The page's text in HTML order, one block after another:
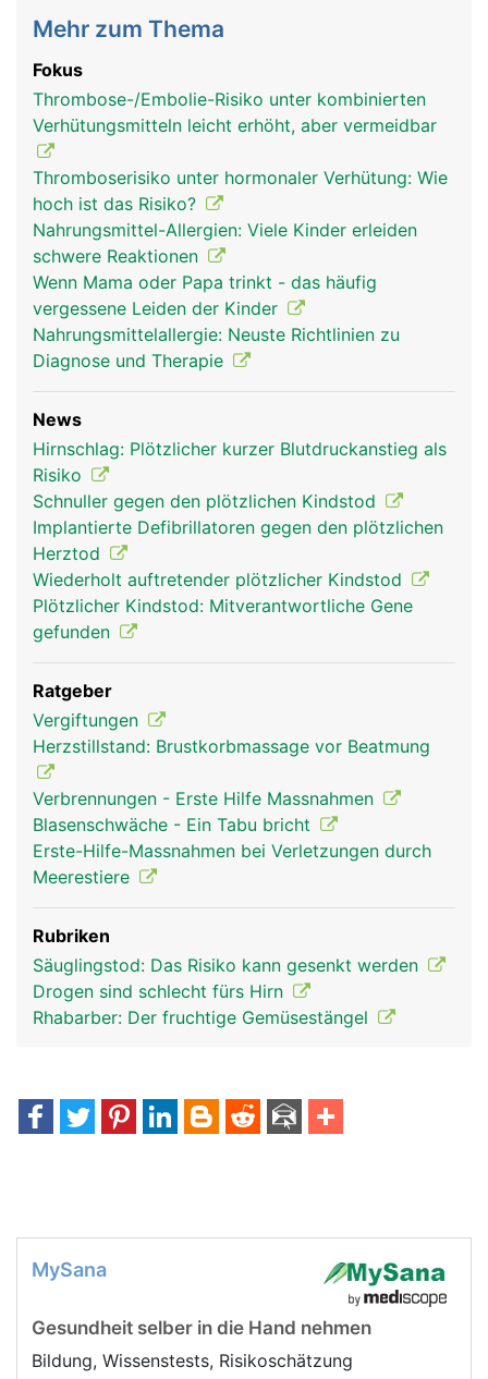
Mehr zum Thema
Fokus
Thrombose-/Embolie-Risiko unter kombinierten
Verhütungsmitteln leicht erhöht, aber vermeidbar
Thromboserisiko unter hormonaler Verhütung: Wie
hoch ist das Risiko?
Nahrungsmittel-Allergien: Viele Kinder erleiden
schwere Reaktionen
Wenn Mama oder Papa trinkt - das häufig
vergessene Leiden der Kinder
Nahrungsmittelallergie: Neuste Richtlinien zu
Diagnose und Therapie
News
Hirnschlag: Plötzlicher kurzer Blutdruckanstieg als
Risiko
Schnuller gegen den plötzlichen Kindstod
Implantierte Defibrillatoren gegen den plötzlichen
Herztod
Wiederholt auftretender plötzlicher Kindstod
Plötzlicher Kindstod: Mitverantwortliche Gene
gefunden
Ratgeber
Vergiftungen
Herzstillstand: Brustkorbmassage vor Beatmung
Verbrennungen - Erste Hilfe Massnahmen
Blasenschwäche - Ein Tabu bricht
Erste-Hilfe-Massnahmen bei Verletzungen durch
Meerestiere
Rubriken
Säuglingstod: Das Risiko kann gesenkt werden
Drogen sind schlecht fürs Hirn
Rhabarber: Der fruchtige Gemüsestängel
MySana
Gesundheit selber in die Hand nehmen
Bildung, Wissenstests, Risikoschätzung